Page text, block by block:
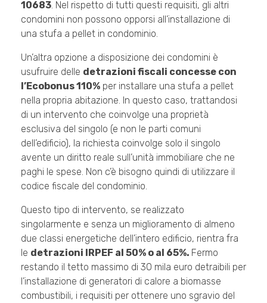
10683. Nel rispetto di tutti questi requisiti, gli altri
condomini non possono opporsi all’installazione di
una stufa a pellet in condominio.
Un’altra opzione a disposizione dei condomini è
usufruire delle detrazioni fiscali concesse con
l’Ecobonus 110% per installare una stufa a pellet
nella propria abitazione. In questo caso, trattandosi
di un intervento che coinvolge una proprietà
esclusiva del singolo (e non le parti comuni
dell’edificio), la richiesta coinvolge solo il singolo
avente un diritto reale sull’unità immobiliare che ne
paghi le spese. Non c’è bisogno quindi di utilizzare il
codice fiscale del condominio.
Questo tipo di intervento, se realizzato
singolarmente e senza un miglioramento di almeno
due classi energetiche dell’intero edificio, rientra fra
le detrazioni IRPEF al 50% o al 65%. Fermo
restando il tetto massimo di 30 mila euro detraibili per
l’installazione di generatori di calore a biomasse
combustibili, i requisiti per ottenere uno sgravio del